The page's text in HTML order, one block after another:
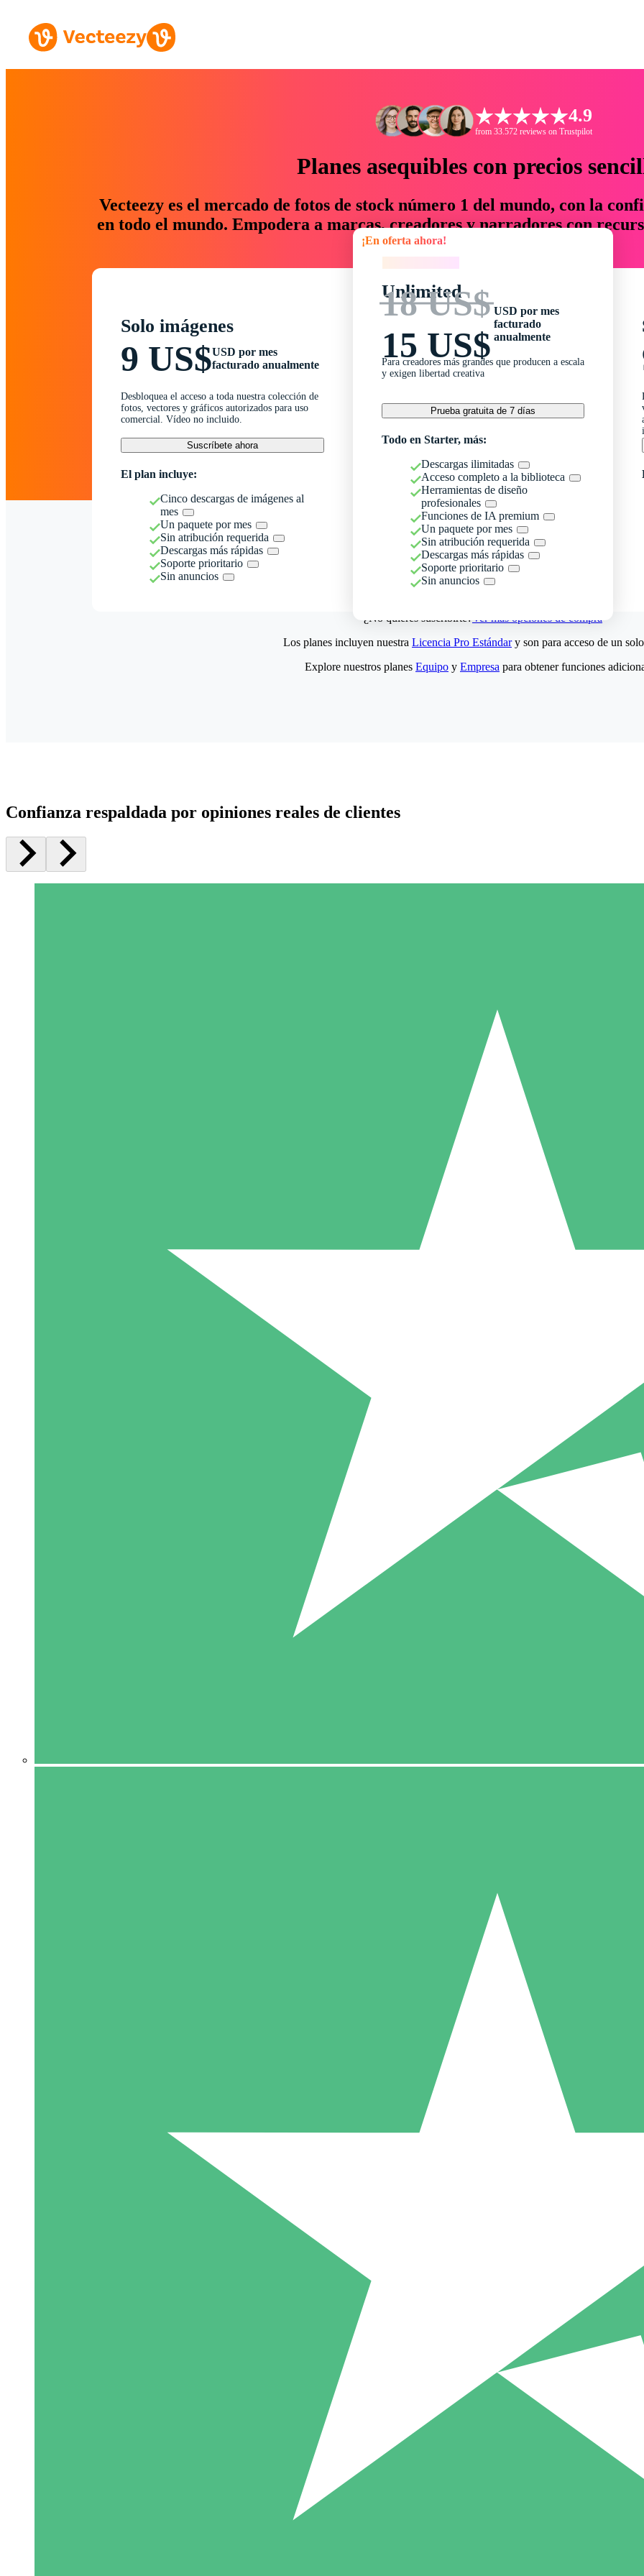
4.9
from 33.572 reviews on Trustpilot
Planes asequibles con precios
Vecteezy es el mercado de fotos de stock número 1 del mundo, con la
en todo el mundo. Empodera a marcas, creadores y narradores con
un 76 % en tiempo y presupuesto.
Solo imágenes
9 US$USD por mes
facturado anualmente
Desbloquea el acceso a toda nuestra colección de
fotos, vectores y gráficos autorizados para uso
comercial. Vídeo no incluido.
Suscríbete ahora
El plan incluye:
Cinco descargas de imágenes al
mes
Un paquete por mes
Sin atribución requerida
Descargas más rápidas
Soporte prioritario
Sin anuncios
¡En oferta ahora!
Unlimited
18 US$
15 US$
USD por mes
facturado
anualmente
Para creadores más grandes que producen a escala
y exigen libertad creativa
Prueba gratuita de 7 días
Todo en Starter, más:
Descargas ilimitadas
Acceso completo a la biblioteca
Herramientas de diseño
profesionales
Funciones de IA premium
Un paquete por mes
Sin atribución requerida
Descargas más rápidas
Soporte prioritario
Sin anuncios
¿No quieres suscribirte?Ver más opciones de compra
5 Descargas
15
Los planes incluyen nuestra Licencia Pro Estándary son para acceso de un
Explore nuestros planes Equipo y Empresa para obtener funciones
Confianza respaldada por opiniones reales de clientes